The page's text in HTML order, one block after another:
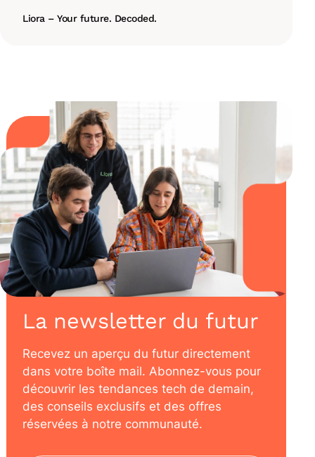
Liora – Your future. Decoded.
La newsletter du futur
Recevez un aperçu du futur directement
dans votre boîte mail. Abonnez-vous pour
découvrir les tendances tech de demain,
des conseils exclusifs et des offres
réservées à notre communauté.